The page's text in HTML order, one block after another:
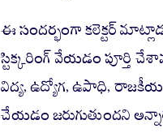
ఈ సందర్భంగా కలెక్టర్
స్టిక్కరింగ్ వేయడం పూర్తి
విద్య, ఉద్యోగ, ఉపాధి, రాజకీయ
చేయడం జరుగుతుందని